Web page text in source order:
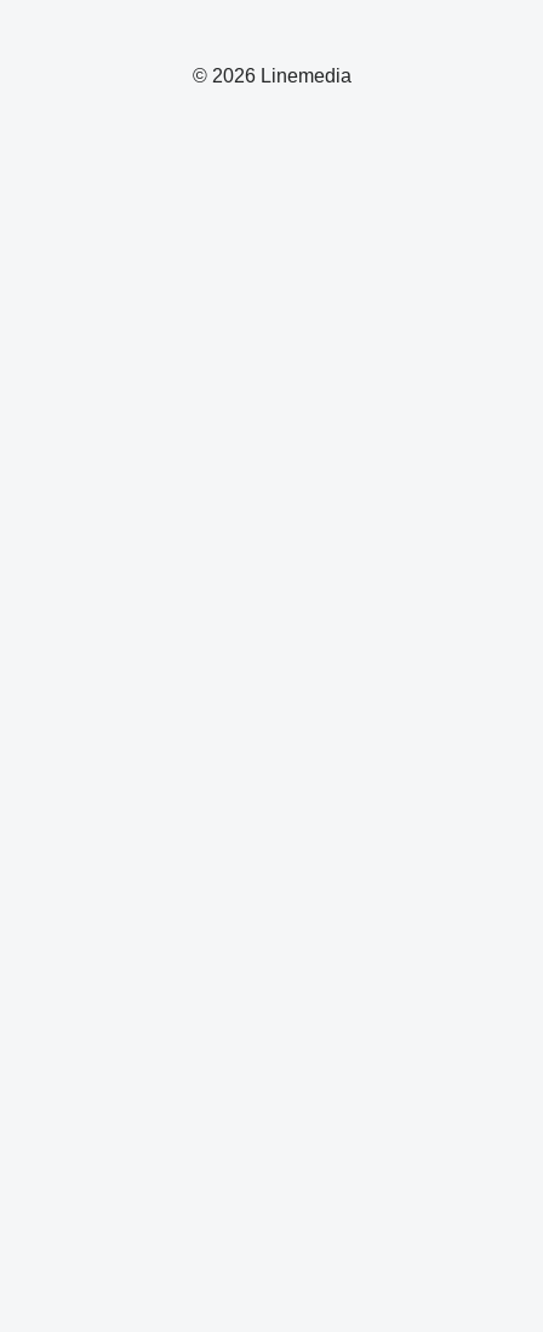
© 2026 Linemedia